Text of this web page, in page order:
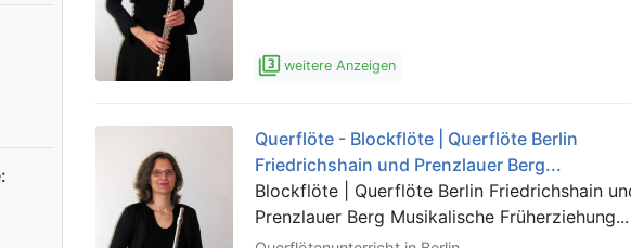
filter_3 weitere Anzeigen
Querflöte - Blockflöte | Querflöte Berlin
Friedrichshain und Prenzlauer Berg...
Blockflöte | Querflöte Berlin Friedrichshain
Prenzlauer Berg Musikalische Früherziehung...